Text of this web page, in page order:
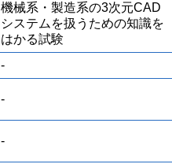
機械系・製造系の3次元CAD
システムを扱うための知識を
はかる試験
-
-
-